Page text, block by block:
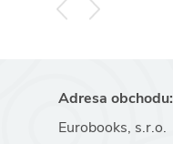
Adresa obchodu:
Eurobooks, s.r.o.